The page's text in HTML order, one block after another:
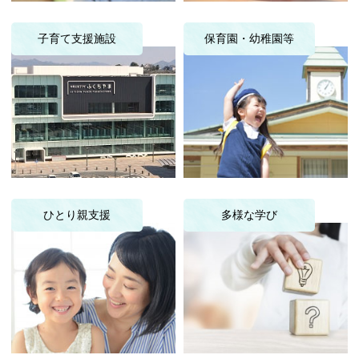
子育て支援施設 保育園・幼稚園等
ひとり親支援 多様な学び